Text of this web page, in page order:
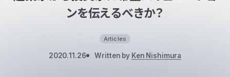
ンを伝えるべきか？
Articles
2020.11.26 Written by Ken Nishimura